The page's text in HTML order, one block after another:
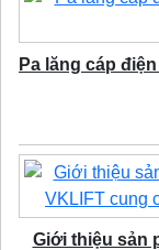
Pa lăng cáp
Giới thiệu sản